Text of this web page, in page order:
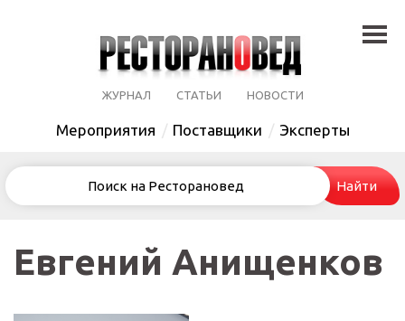
ЖУРНАЛ СТАТЬИ НОВОСТИ
Мероприятия Поставщики Эксперты
Евгений Анищенков